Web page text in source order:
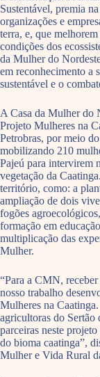
Sustentável, premia
organizações e
terra, e, que
condições dos
da Mulher do
em reconhecimento a
sustentável e o
A Casa da Mulher do
Projeto Mulheres na
Petrobras, por meio
mobilizando 210
Pajeú para intervirem
vegetação da
território, como: a
ampliação de dois
fogões
formação em
multiplicação das
Mulher.
“Para a CMN,
nosso trabalho
Mulheres na
agricultoras do Sertão
parceiras neste
do bioma caatinga”,
Mulher e Vida Rural